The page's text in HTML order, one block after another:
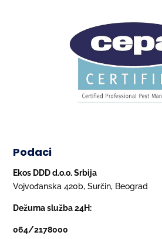
Podaci
Ekos DDD d.o.o. Srbija
Vojvođanska 420b, Surčin, Beograd
Dežurna služba 24H:
064/2178000